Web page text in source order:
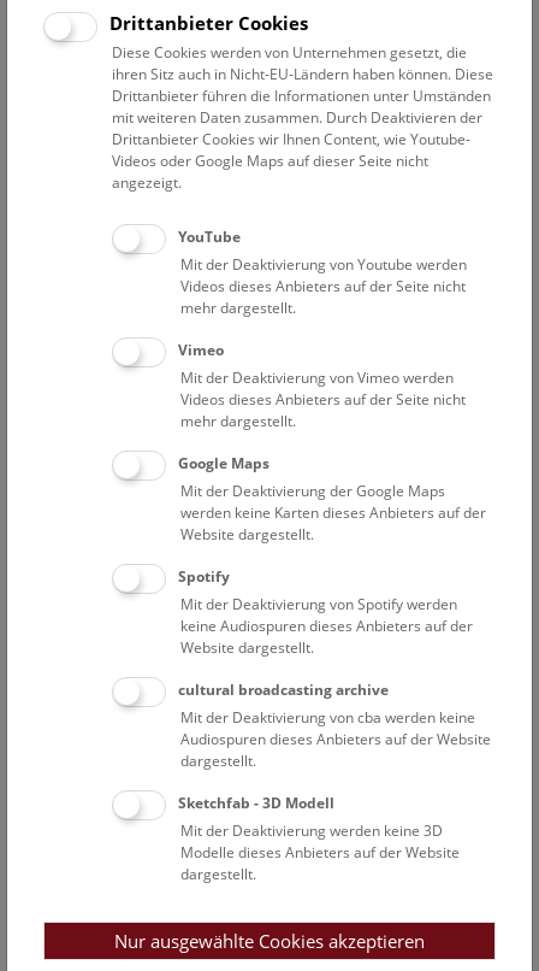
Wer Führungen und Workshops im Museum vermisst,
kann sich Videoclips auf der NHM Wien-Website oder auf
den Social Media-Kanälen ansehen. In dem neuen Video-
Format behandeln Museumspädagoginnen und
Museumspädagogen sowie Wissenschafterinnen und
Wissenschafter aktuelle Themen aus allen
naturkundlichen Bereichen von zu Hause und
präsentieren kleine Experimente und
Forschungsaufgaben für zu Hause. Täglich um 14 Uhr
werden die neuen #NHMWienFromHome-Videos für
Groß und Klein auf Facebook, Instagram, Youtube und
auf der Website des NHM Wien online gestellt.
Mit heute, Montag, 30.03.2020 sind sechs Videos
verfügbar. Das tägliche Angebot wird sehr gut
angenommen, was sich in einer deutlichen Steigerung der
Reichweiten auf den Online-Kanälen des Museums seit
der temporären Schließung zeigt. Mit Beginn der
Kampagne sind die Social Media-Reichweiten um 65,7%
und die Website-Aufrufe um 68,6% angestiegen.
Formate wie Google Arts & Culture, Filme, Online-
Spiele und die Online-Sammlung werden von zu Hause
aus verstärkt genutzt:
Der Besuch des gesamten Ausstellungsbereiches des
Naturhistorischen Museums Wien ist auf Google Arts &
Culture anhand der Streetview-Funktion virtuell möglich.
Besucherinnen und Besucher können sich zudem durch
„Top 100“-Objekte klicken. Auf dieser Grundlage bietet
das NHM Wien nun Montag bis Freitag virtuelle
Spaziergänge auf den Social-Media-Kanälen Facebook
und Instagram an – jeweils ein Ausstellungsobjekt wird
Videos aus dem Museum oder zu den aktuellen
Drittanbieter Cookies
Diese Cookies werden von Unternehmen gesetzt, die
ihren Sitz auch in Nicht-EU-Ländern haben können. Diese
Drittanbieter führen die Informationen unter Umständen
mit weiteren Daten zusammen. Durch Deaktivieren der
Drittanbieter Cookies wir Ihnen Content, wie Youtube-
Videos oder Google Maps auf dieser Seite nicht
angezeigt.
YouTube
Mit der Deaktivierung von Youtube werden
Videos dieses Anbieters auf der Seite nicht
mehr dargestellt.
Vimeo
Mit der Deaktivierung von Vimeo werden
Videos dieses Anbieters auf der Seite nicht
mehr dargestellt.
Google Maps
Mit der Deaktivierung der Google Maps
werden keine Karten dieses Anbieters auf der
Website dargestellt.
Spotify
Mit der Deaktivierung von Spotify werden
keine Audiospuren dieses Anbieters auf der
Website dargestellt.
cultural broadcasting archive
Mit der Deaktivierung von cba werden keine
Audiospuren dieses Anbieters auf der Website
dargestellt.
Sketchfab - 3D Modell
Mit der Deaktivierung werden keine 3D
Modelle dieses Anbieters auf der Website
dargestellt.
Nur ausgewählte Cookies akzeptieren